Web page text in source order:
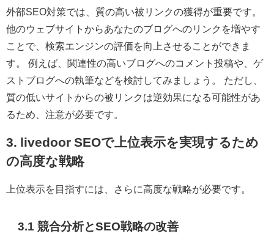
外部SEO対策では、質の高い被リンクの獲得が重要です。
他のウェブサイトからあなたのブログへのリンクを増やす
ことで、検索エンジンの評価を向上させることができま
す。 例えば、関連性の高いブログへのコメント投稿や、ゲ
ストブログへの執筆などを検討してみましょう。 ただし、
質の低いサイトからの被リンクは逆効果になる可能性があ
るため、注意が必要です。
3. livedoor SEOで上位表示を実現するため
の高度な戦略
上位表示を目指すには、さらに高度な戦略が必要です。
3.1 競合分析とSEO戦略の改善